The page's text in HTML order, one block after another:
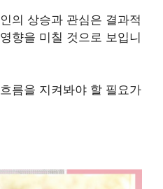
의 상승과 관심은 결과적
향을 미칠 것으로 보입니
름을 지켜봐야 할 필요가